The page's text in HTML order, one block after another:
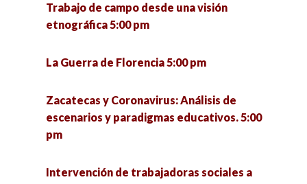
desafíos urbanos. Riesgos, cultura y
participación para el desarrollo sostenible 6:00
Trabajo de campo desde una visión
etnográfica 5:00 pm
La Guerra de Florencia 5:00 pm
Zacatecas y Coronavirus: Análisis de
escenarios y paradigmas educativos. 5:00
pm
Intervención de trabajadoras sociales a